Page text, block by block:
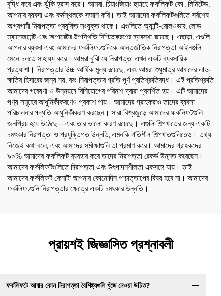
বৃদ্ধি করে এবং ঝুঁকি হ্রাস করে। আমরা, চিয়াংজিয়াং হুয়াহে ফর্কলিফট কো., লিমিটেড,
আপনার ব্যবসা এবং কর্মস্থলকে সম্মান করি। তাই আমাদের ফর্কলিফটগুলিতে সর্বশেষ
অগ্রগামী নিরাপত্তা প্রযুক্তি সংযুক্ত থাকে। এগুলিতে অ্যান্টি-রোলওভার, লোড
ম্যানেজমেন্ট এবং অপারেটর উপস্থিতি নিশ্চিতকরণের ব্যবস্থা রয়েছে। এছাড়া, এগুলি
আপনার ব্যবসা এবং আমাদের ফর্কলিফটগুলিকে আন্তর্জাতিক নিরাপত্তা আইনগুলি
মেনে চলতে সাহায্য করে। আমরা বুঝি যে নিরাপত্তা এখন একটি ব্যবসায়িক
প্রত্যাশা। নিরাপত্তার উচ্চ আর্থিক মূল্য রয়েছে, এবং আমরা শুধুমাত্র আমাদের লাভ-
ক্ষতির হিসাবের জন্য নয়, বরং নিরাপত্তার প্রতি পূর্ণ প্রতিশ্রুতিবদ্ধ। এই প্রতিশ্রুতি
আমাদের গবেষণা ও উন্নয়নে বিনিয়োগের পরিমাণ দ্বারা প্রদর্শিত হয়। এটি আমাদের
পণ্য সমূহের আধুনিকীকরণেও প্রকাশ পায়। আমাদের গ্রাহকরাও তাদের ব্যবসা
পরিচালনার পদ্ধতি আধুনিকীকরণ করছেন। সারা বিশ্বজুড়ে আমাদের ফর্কলিফটগুলি
জনপ্রিয় হয়ে উঠেছে—এবং তার ভালো কারণ রয়েছে। এগুলি শিল্পখাতের জন্য একটি
চমৎকার নিরাপত্তা ও প্রযুক্তিগত উন্নতি, এমনকি গতিশীল শিল্পখাতগুলিতেও। তথ্য
নিজেই কথা বলে, এবং আমাদের সমীক্ষাগুলি তা প্রমাণ করে। আমাদের গ্রাহকদের
৯০% আমাদের ফর্কলিফট ব্যবহার করে তাদের নিরাপত্তা রেকর্ড উন্নত করেছেন।
আমাদের ফর্কলিফটগুলিতে নিরাপত্তা এবং উৎপাদনশীলতা একসঙ্গে যায়। তাই
আমাদের ফর্কলিফট কেনাটা আপনার কোনোদিন পশ্চাত্তাপের বিষয় হবে না। আমাদের
ফর্কলিফটগুলি নিরাপত্তার ক্ষেত্রে একটি চমৎকার উন্নতি।
প্রায়শই জিজ্ঞাসিত প্রশ্নাবলী
ফর্কলিফটে আমার কোন নিরাপত্তা বৈশিষ্ট্যগুলি খুঁজে নেওয়া উচিত?